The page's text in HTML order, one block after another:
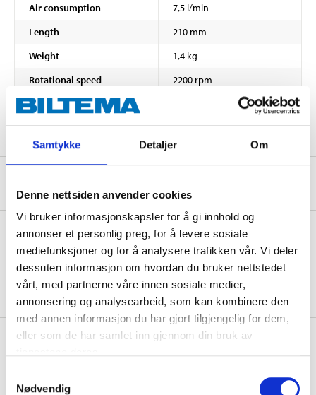
Samtykke Detaljer Om
Denne nettsiden anvender cookies
Vi bruker informasjonskapsler for å gi innhold og
annonser et personlig preg, for å levere sosiale
mediefunksjoner og for å analysere trafikken vår. Vi deler
dessuten informasjon om hvordan du bruker nettstedet
vårt, med partnerne våre innen sosiale medier,
annonsering og analysearbeid, som kan kombinere den
med annen informasjon du har gjort tilgjengelig for dem,
eller som de har samlet inn gjennom din bruk av
Nødvendig
Air consumption
7,5 l/min
Length
210 mm
Weight
1,4 kg
Rotational speed
2200 rpm
Air hose connection
Spare parts
About the manufacturer